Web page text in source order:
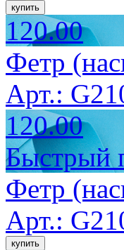
120.00
Фетр
Арт.:
120.00
Быстрый
Фетр
Арт.: